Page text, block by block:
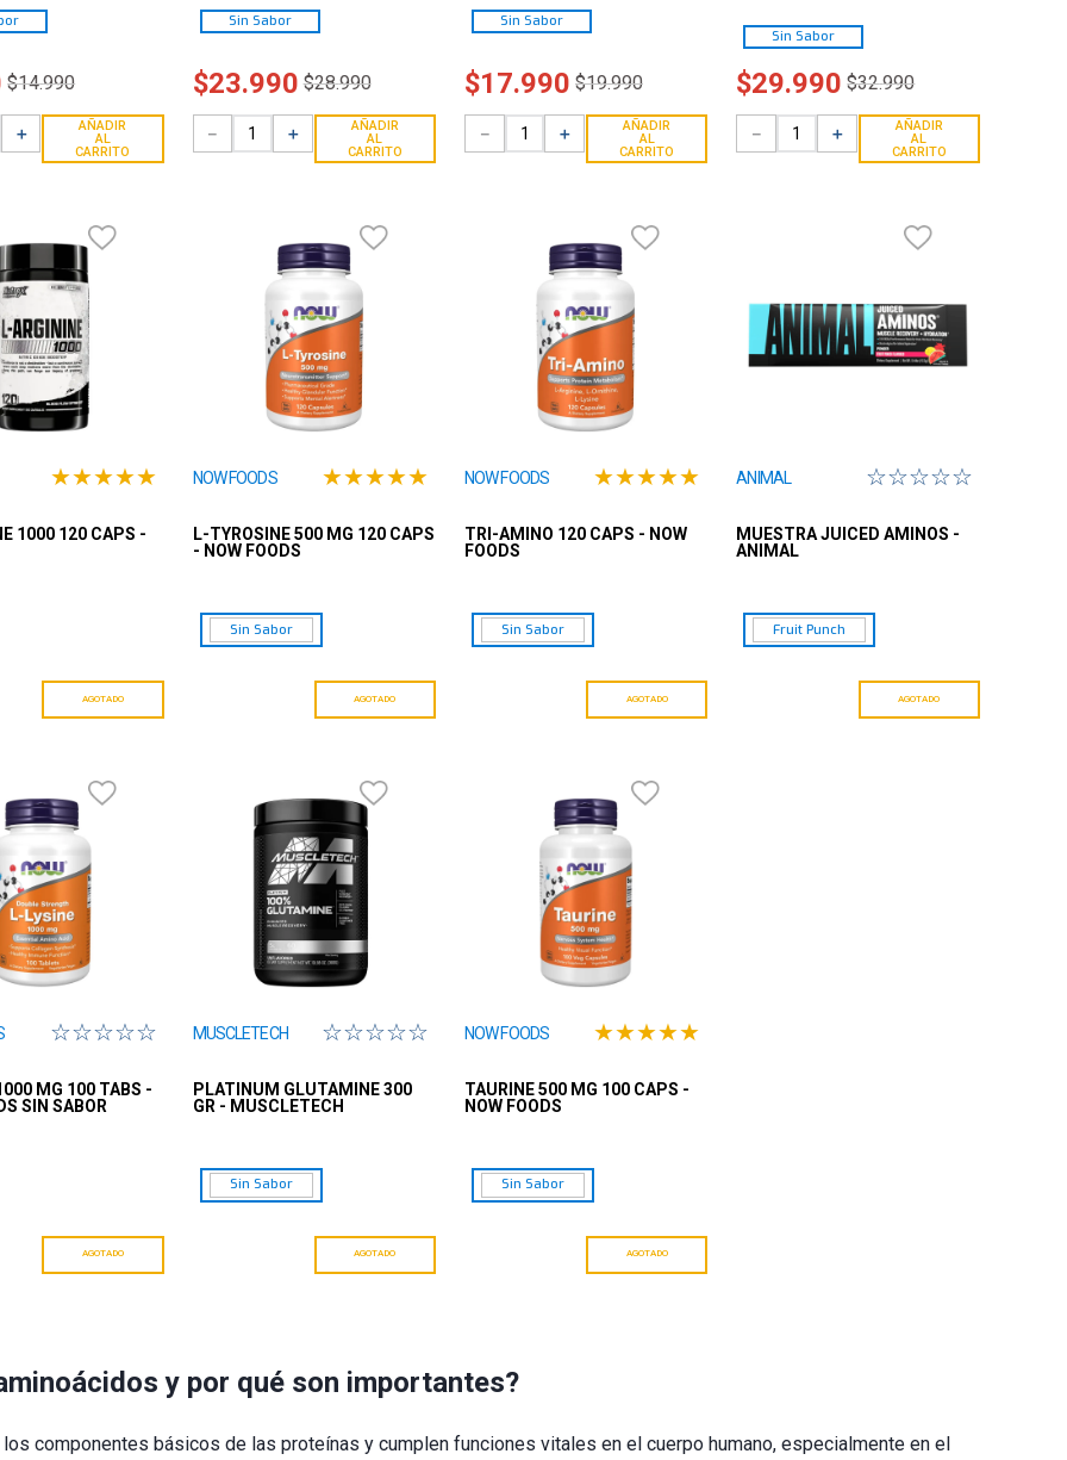
$14.990
＋
AÑADIR
AL
CARRITO
Sin Sabor
$23.990 $28.990
＋
－
AÑADIR
AL
CARRITO
Sin Sabor
$17.990 $19.990
＋
－
AÑADIR
AL
CARRITO
Sin Sabor
$29.990 $32.990
＋
－
AÑADIR
AL
CARRITO
★★★★★
1000 120 CAPS -
AGOTADO
NOW FOODS ★★★★★
L-TYROSINE 500 MG 120 CAPS
- NOW FOODS
Sin Sabor
AGOTADO
NOW FOODS ★★★★★
TRI-AMINO 120 CAPS - NOW
FOODS
Sin Sabor
AGOTADO
ANIMAL ☆☆☆☆☆
MUESTRA JUICED AMINOS -
ANIMAL
Fruit Punch
AGOTADO
☆☆☆☆☆
MG 100 TABS -
SIN SABOR
AGOTADO
MUSCLETECH ☆☆☆☆☆
PLATINUM GLUTAMINE 300
GR - MUSCLETECH
Sin Sabor
AGOTADO
NOW FOODS ★★★★★
TAURINE 500 MG 100 CAPS -
NOW FOODS
Sin Sabor
AGOTADO
y por qué son importantes?
componentes básicos de las proteínas y cumplen funciones vitales en el cuerpo humano, especialmente en el